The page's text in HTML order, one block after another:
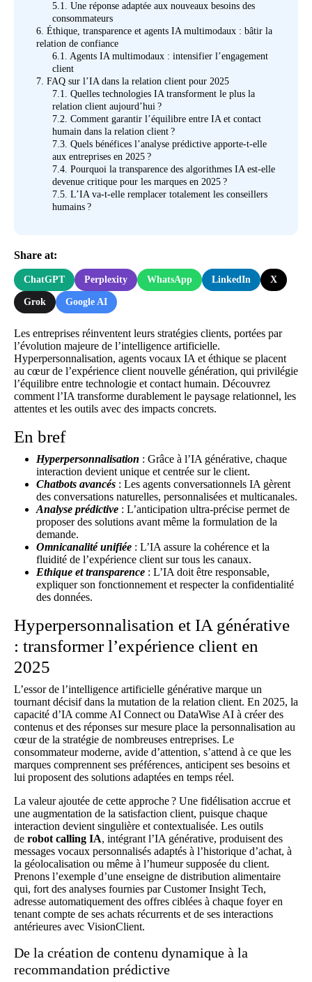
5.1. Une réponse adaptée aux nouveaux besoins des
consommateurs
6. Éthique, transparence et agents IA multimodaux : bâtir la
relation de confiance
6.1. Agents IA multimodaux : intensifier l’engagement
client
7. FAQ sur l’IA dans la relation client pour 2025
7.1. Quelles technologies IA transforment le plus la
relation client aujourd’hui ?
7.2. Comment garantir l’équilibre entre IA et contact
humain dans la relation client ?
7.3. Quels bénéfices l’analyse prédictive apporte-t-elle
aux entreprises en 2025 ?
7.4. Pourquoi la transparence des algorithmes IA est-elle
devenue critique pour les marques en 2025 ?
7.5. L’IA va-t-elle remplacer totalement les conseillers
humains ?
Share at:
ChatGPT Perplexity WhatsApp LinkedIn X
Grok Google AI
Les entreprises réinventent leurs stratégies clients, portées par
l’évolution majeure de l’intelligence artificielle.
Hyperpersonnalisation, agents vocaux IA et éthique se placent
au cœur de l’expérience client nouvelle génération, qui privilégie
l’équilibre entre technologie et contact humain. Découvrez
comment l’IA transforme durablement le paysage relationnel, les
attentes et les outils avec des impacts concrets.
En bref
Hyperpersonnalisation : Grâce à l’IA générative, chaque
interaction devient unique et centrée sur le client.
Chatbots avancés : Les agents conversationnels IA gèrent
des conversations naturelles, personnalisées et multicanales.
Analyse prédictive : L’anticipation ultra-précise permet de
proposer des solutions avant même la formulation de la
demande.
Omnicanalité unifiée : L’IA assure la cohérence et la
fluidité de l’expérience client sur tous les canaux.
Ethique et transparence : L’IA doit être responsable,
expliquer son fonctionnement et respecter la confidentialité
des données.
Hyperpersonnalisation et IA générative
: transformer l’expérience client en
2025
L’essor de l’intelligence artificielle générative marque un
tournant décisif dans la mutation de la relation client. En 2025, la
capacité d’IA comme AI Connect ou DataWise AI à créer des
contenus et des réponses sur mesure place la personnalisation au
cœur de la stratégie de nombreuses entreprises. Le
consommateur moderne, avide d’attention, s’attend à ce que les
marques comprennent ses préférences, anticipent ses besoins et
lui proposent des solutions adaptées en temps réel.
La valeur ajoutée de cette approche ? Une fidélisation accrue et
une augmentation de la satisfaction client, puisque chaque
interaction devient singulière et contextualisée. Les outils
de robot calling IA, intégrant l’IA générative, produisent des
messages vocaux personnalisés adaptés à l’historique d’achat, à
la géolocalisation ou même à l’humeur supposée du client.
Prenons l’exemple d’une enseigne de distribution alimentaire
qui, fort des analyses fournies par Customer Insight Tech,
adresse automatiquement des offres ciblées à chaque foyer en
tenant compte de ses achats récurrents et de ses interactions
antérieures avec VisionClient.
De la création de contenu dynamique à la
recommandation prédictive